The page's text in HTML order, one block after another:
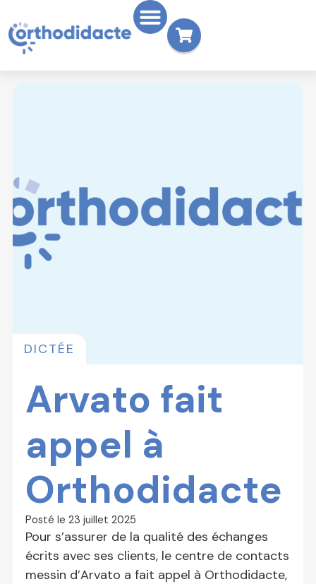
DICTÉE
Arvato fait
appel à
Orthodidacte
Posté le 23 juillet 2025
Pour s’assurer de la qualité des échanges
écrits avec ses clients, le centre de contacts
messin d’Arvato a fait appel à Orthodidacte,